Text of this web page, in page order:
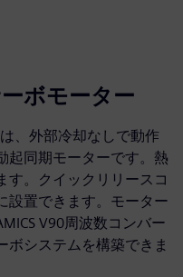
ボモーター
は、外部冷却なしで動作
起同期モーターです。熱
す。クイックリリースコ
設置できます。モーター
V90周波数コンバー
ボシステムを構築できま